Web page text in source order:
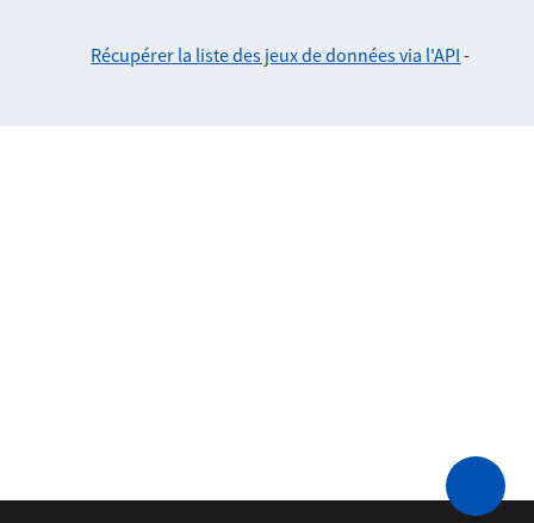
Récupérer la liste des jeux de données via l'API -